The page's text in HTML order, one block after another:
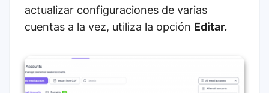
actualizar configuraciones de varias
cuentas a la vez, utiliza la opción Editar.